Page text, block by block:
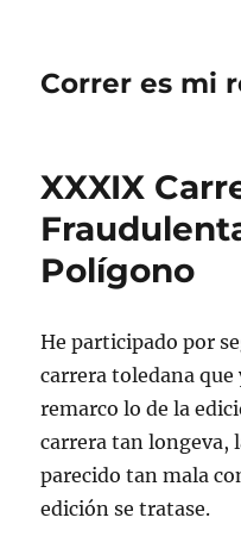
Correr es mi
XXXIX
Polígono
He participado por
carrera toledana que
remarco lo de la
carrera tan longeva,
parecido tan mala
edición se tratase.